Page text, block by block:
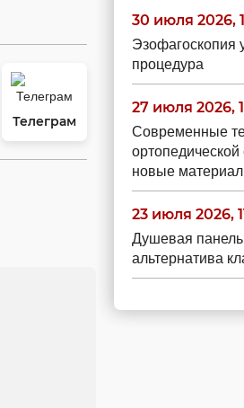
Телеграм
30 июля 2026,
Эзофагоскопия
процедура
27 июля 2026,
Современные
ортопедической
новые
23 июля 2026,
Душевая
альтернатива